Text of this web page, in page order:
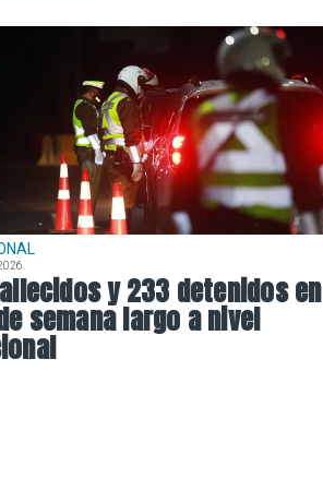
y 233 detenidos en
semana largo a nivel